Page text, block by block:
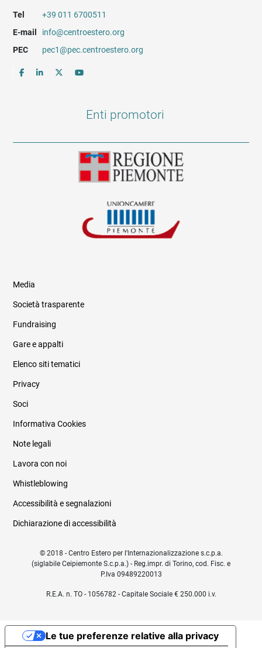
Tel
+39 011 6700511
E-mail
info@centroestero.org
PEC
pec1@pec.centroestero.org
Enti promotori
Informazioni legali e trasparenza
Media
Società trasparente
Fundraising
Gare e appalti
Elenco siti tematici
Privacy
Soci
Informativa Cookies
Note legali
Lavora con noi
Whistleblowing
Accessibilità e segnalazioni
Dichiarazione di accessibilità
© 2018 - Centro Estero per l'Internazionalizzazione s.c.p.a.
(siglabile Ceipiemonte S.c.p.a.) - Reg.impr. di Torino, cod. Fisc. e
P.Iva 09489220013
R.E.A. n. TO - 1056782 - Capitale Sociale € 250.000 i.v.
Le tue preferenze relative alla privacy